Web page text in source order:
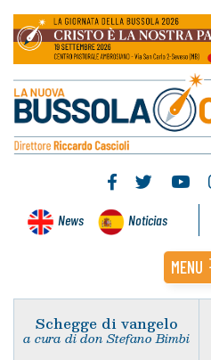
News Noticias
MENU
Schegge di vangelo
a cura di don Stefano Bimbi